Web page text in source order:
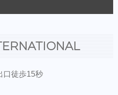
口徒歩15秒